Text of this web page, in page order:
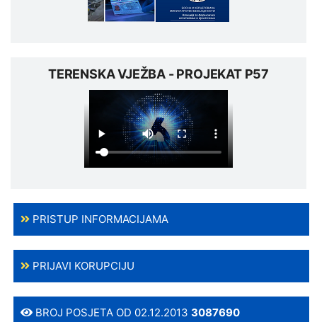
TERENSKA VJEŽBA - PROJEKAT P57
PRISTUP INFORMACIJAMA
PRIJAVI KORUPCIJU
BROJ POSJETA OD 02.12.20133087690